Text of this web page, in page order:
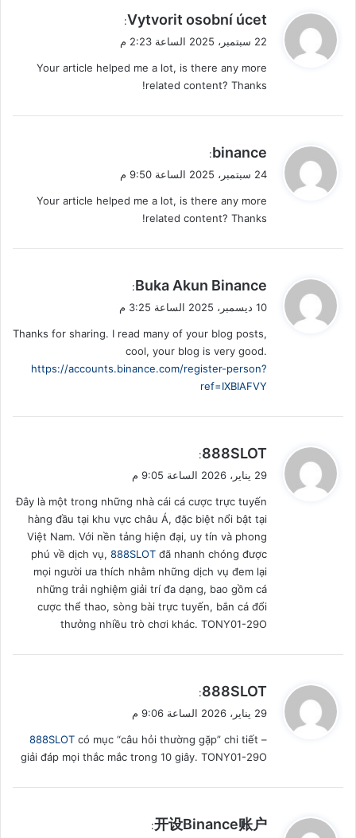
ي
ل
Vytvorit osobní úcet
:
22 سبتمبر، 2025 الساعة 2:23 م
Your article helped me a lot, is there any more
related content? Thanks!
ي
ل
binance
:
24 سبتمبر، 2025 الساعة 9:50 م
Your article helped me a lot, is there any more
related content? Thanks!
ي
ل
Buka Akun Binance
:
10 ديسمبر، 2025 الساعة 3:25 م
Thanks for sharing. I read many of your blog posts,
cool, your blog is very good.
https://accounts.binance.com/register-person?
ref=IXBIAFVY
ي
ل
888SLOT
:
29 يناير، 2026 الساعة 9:05 م
Đây là một trong những nhà cái cá cược trực tuyến
hàng đầu tại khu vực châu Á, đặc biệt nổi bật tại
Việt Nam. Với nền tảng hiện đại, uy tín và phong
phú về dịch vụ, 888SLOT đã nhanh chóng được
mọi người ưa thích nhằm những dịch vụ đem lại
những trải nghiệm giải trí đa dạng, bao gồm cá
cược thể thao, sòng bài trực tuyến, bắn cá đổi
thưởng nhiều trò chơi khác. TONY01-29O
ي
ل
888SLOT
:
29 يناير، 2026 الساعة 9:06 م
888SLOT có mục “câu hỏi thường gặp” chi tiết –
giải đáp mọi thắc mắc trong 10 giây. TONY01-29O
ي开设Binance账户
: